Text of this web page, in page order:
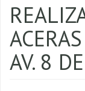
AV. 8